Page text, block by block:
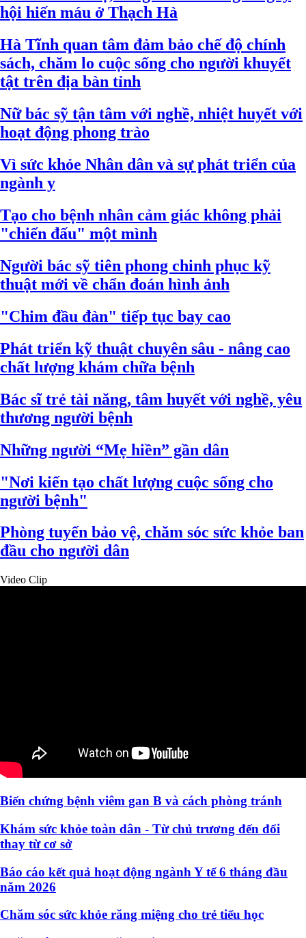
hội hiến máu ở Thạch Hà
Hà Tĩnh quan tâm đảm bảo chế độ chính
sách, chăm lo cuộc sống cho người khuyết
tật trên địa bàn tỉnh
Nữ bác sỹ tận tâm với nghề, nhiệt huyết với
hoạt động phong trào
Vì sức khỏe Nhân dân và sự phát triển của
ngành y
Tạo cho bệnh nhân cảm giác không phải
"chiến đấu" một mình
Người bác sỹ tiên phong chinh phục kỹ
thuật mới về chẩn đoán hình ảnh
"Chim đầu đàn" tiếp tục bay cao
Phát triển kỹ thuật chuyên sâu - nâng cao
chất lượng khám chữa bệnh
Bác sĩ trẻ tài năng, tâm huyết với nghề, yêu
thương người bệnh
Những người “Mẹ hiền” gần dân
"Nơi kiến tạo chất lượng cuộc sống cho
người bệnh"
Phòng tuyến bảo vệ, chăm sóc sức khỏe ban
đầu cho người dân
Video Clip
Biến chứng bệnh viêm gan B và cách phòng tránh
Khám sức khỏe toàn dân - Từ chủ trương đến đổi
thay từ cơ sở
Báo cáo kết quả hoạt động ngành Y tế 6 tháng đầu
năm 2026
Chăm sóc sức khỏe răng miệng cho trẻ tiểu học